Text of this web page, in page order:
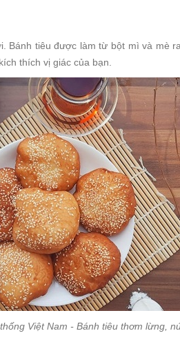
tiêu được làm từ bột mì và mè
thích vị giác của bạn.
Việt Nam - Bánh tiêu thơm lừng,